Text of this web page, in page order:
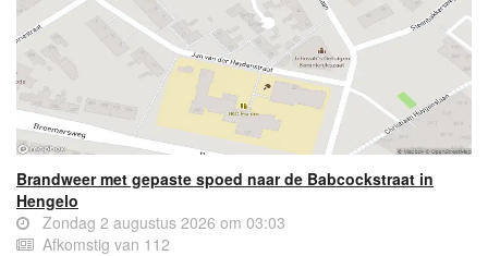
Brandweer met gepaste spoed naar de Babcockstraat in
Hengelo
Zondag 2 augustus 2026 om 03:03
Afkomstig van 112